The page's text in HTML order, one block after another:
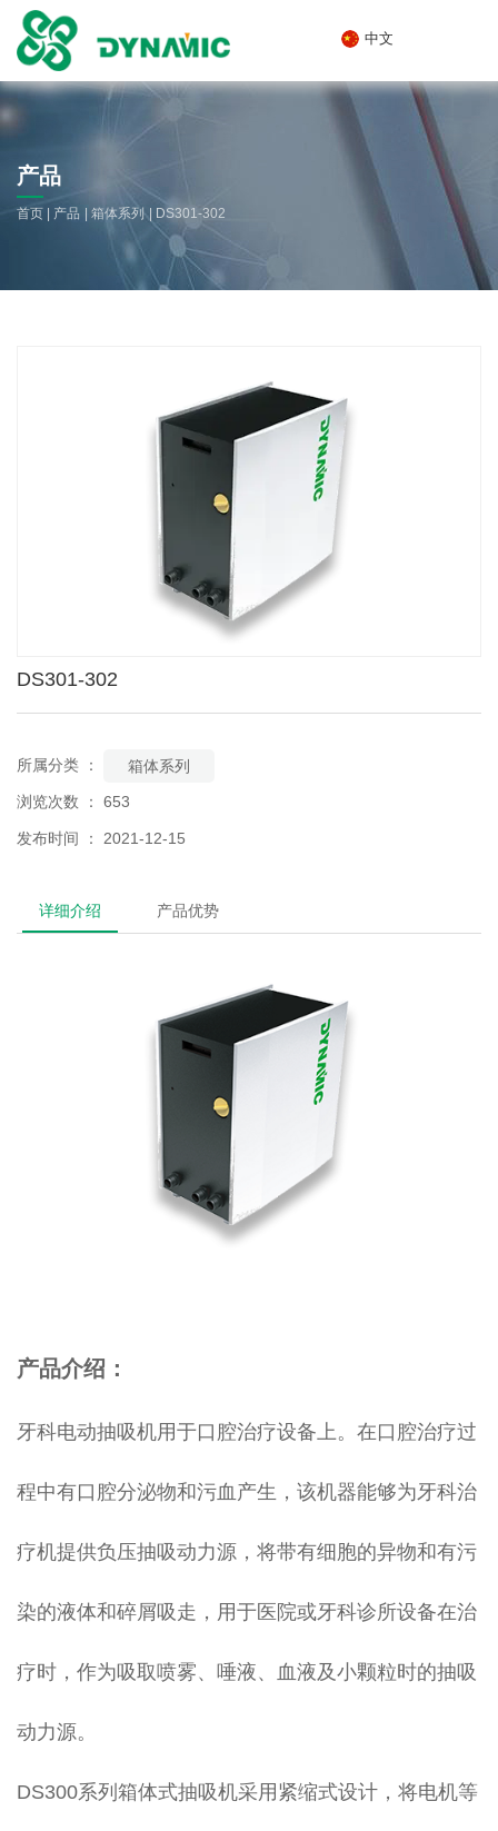
中文
产品
首页 | 产品 | 箱体系列 | DS301-302
DS301-302
所属分类 ： 箱体系列
浏览次数 ： 653
发布时间 ： 2021-12-15
详细介绍 产品优势
产品介绍：
牙科电动抽吸机用于口腔治疗设备上。在口腔治疗过
程中有口腔分泌物和污血产生，该机器能够为牙科治
疗机提供负压抽吸动力源，将带有细胞的异物和有污
染的液体和碎屑吸走，用于医院或牙科诊所设备在治
疗时，作为吸取喷雾、唾液、血液及小颗粒时的抽吸
动力源。
DS300系列箱体式抽吸机采用紧缩式设计，将电机等